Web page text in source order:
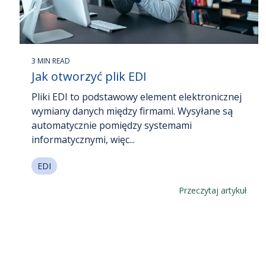
3 MIN READ
Jak otworzyć plik EDI
Pliki EDI to podstawowy element elektronicznej
wymiany danych między firmami. Wysyłane są
automatycznie pomiędzy systemami
informatycznymi, więc...
EDI
Przeczytaj artykuł